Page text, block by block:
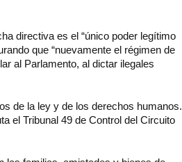
directiva es el “único poder legítimo
que “nuevamente el régimen de
al Parlamento, al dictar ilegales
de la ley y de los derechos humanos.
el Tribunal 49 de Control del Circuito